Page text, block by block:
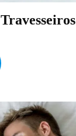
Travesseiros